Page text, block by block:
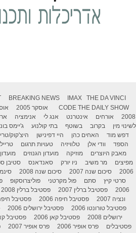
BREAKING NEWS IMAX
THE DA VINCI
CODE THE DAILY SHOW אוסקר 2005
2008
אורחים אינטרנט אנג לי אנימציה
לשינוי מין
בקרוב בשוטף בתי קולנוע ג'יימס
דפש מוד
האחים כהן היי דפינישן היצ'קוק/
הספד
וודי אלן טלוויזיה טעויות תרגום
מאבק היוצרים
מוזיקה מועדון הגנוזים מועדון
מפיצים
מר משיב ניו יורק סאנדאנס סטיבן
2006
סיכום שנה 2007 סיכום שנה 2008
סרטי קיץ
סתם פול מקרטני פוליצרוסקופ
2006
פסטיבל ברלין 2007 פסטיבל ברלין 2008
ונציה 2007
פסטיבל חיפה 2006 פסטיבל חיפה
פסטיבל טורונטו 2006
פסטיבל ירושלים 2006
ירושלים 2008
פסטיבל קאן 2006 פסטיבל קאן
פסטיבלים
פרס אופיר 2006 פרס אופיר 2007